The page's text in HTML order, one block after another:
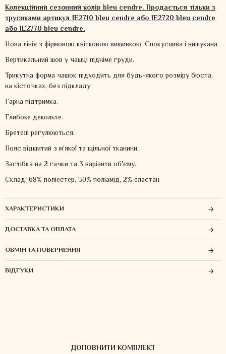
Колекційний сезонний колір bleu cendre. Продається тільки з
трусиками артикул 1E2710 bleu cendre або 1E2720 bleu cendre
або1E2770 bleu cendre.
Нова лінія з фірмовою квітковою вишивкою. Спокуслива і вишукана.
Вертикальний шов у чашці підніме груди.
Трикутна форма чашок підходить для будь-якого розміру бюста,
на кісточках, без підкладу.
Гарна підтримка.
Глибоке декольте.
Бретелі регулюються.
Пояс відшитий з м'якої та щільної тканини.
Застібка на 2 гачки та 3 варіанти об'єму.
Склад: 68% поліестер, 30% поліамід, 2% еластан
ХАРАКТЕРИСТИКИ
ДОСТАВКА ТА ОПЛАТА
ОБМІН ТА ПОВЕРНЕННЯ
ВІДГУКИ
ДОПОВНИТИ КОМПЛЕКТ